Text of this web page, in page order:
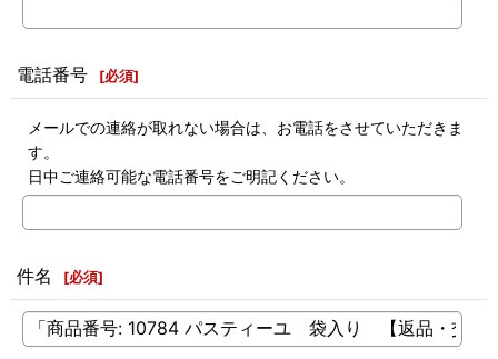
電話番号 [必須]
メールでの連絡が取れない場合は、お電話をさせていただきま
す。
日中ご連絡可能な電話番号をご明記ください。
件名 [必須]